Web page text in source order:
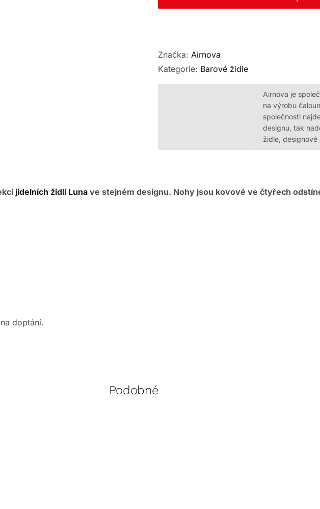
Značka: Airnova
Kategorie: Barové židle
Airnova je
na výrobu
společnosti
designu, tak
židle,
jídelních židlí Lunave stejném designu. Nohy jsou kovové ve čtyřech
doptání.
Podobné